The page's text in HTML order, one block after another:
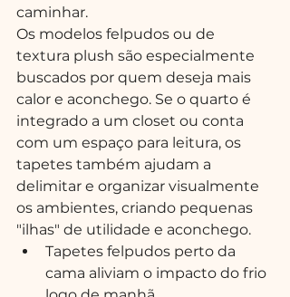
caminhar.
Os modelos felpudos ou de
textura plush são especialmente
buscados por quem deseja mais
calor e aconchego. Se o quarto é
integrado a um closet ou conta
com um espaço para leitura, os
tapetes também ajudam a
delimitar e organizar visualmente
os ambientes, criando pequenas
"ilhas" de utilidade e aconchego.
Tapetes felpudos perto da
cama aliviam o impacto do frio